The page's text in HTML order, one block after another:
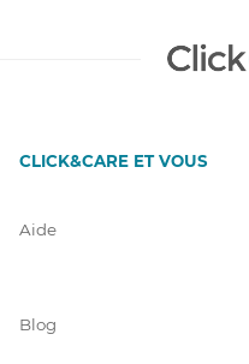
CLICK&CARE ET VOUS
Aide
Blog